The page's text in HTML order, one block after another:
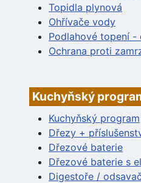
Topidla plynová
Ohřívače vody
Podlahové topení -
Ochrana proti
Kuchyňský
Kuchyňský program
Dřezy +
Dřezové baterie
Dřezové baterie s
Digestoře /